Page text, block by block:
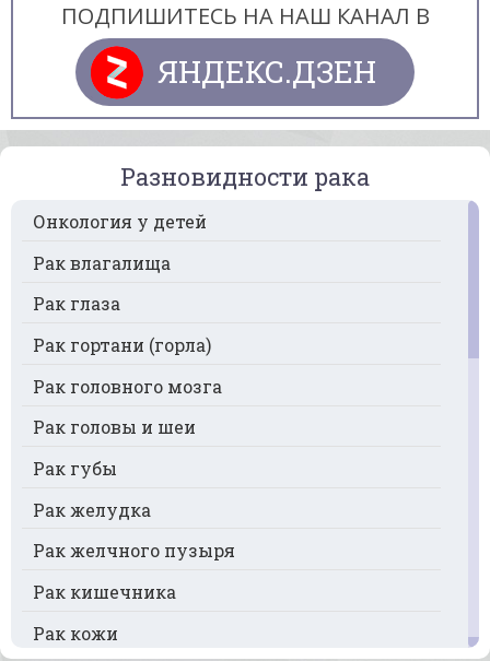
ПОДПИШИТЕСЬ НА НАШ КАНАЛ В
ЯНДЕКС.ДЗЕН
Разновидности рака
Онкология у детей
Рак влагалища
Рак глаза
Рак гортани (горла)
Рак головного мозга
Рак головы и шеи
Рак губы
Рак желудка
Рак желчного пузыря
Рак кишечника
Рак кожи